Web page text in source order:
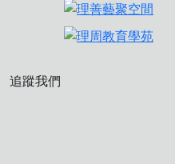
追蹤我們